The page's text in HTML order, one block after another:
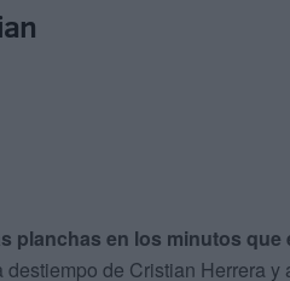
planchas en los minutos que
destiempo de Cristian Herrera